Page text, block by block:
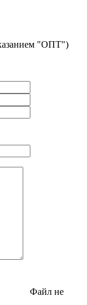
"ОПТ")
Файл не